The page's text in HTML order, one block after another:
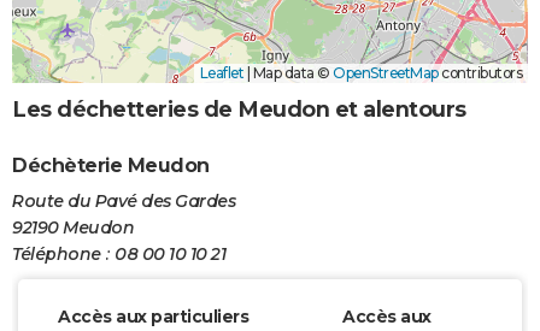
Leaflet Map data © OpenStreetMapcontributors
Les déchetteries de Meudon et alentours
Déchèterie Meudon
Route du Pavé des Gardes
92190 Meudon
Téléphone : 08 00 10 10 21
Accès aux particuliers
Accès aux